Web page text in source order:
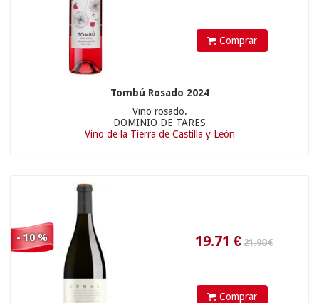
Comprar
Tombú Rosado 2024
Vino rosado.
DOMINIO DE TARES
Vino de la Tierra de Castilla y León
- 10 %
Comprar